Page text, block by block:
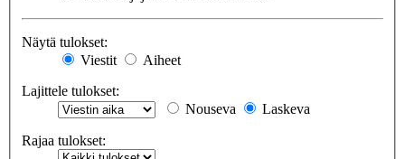
Näytä tulokset:
Viestit
Aiheet
Lajittele tulokset:
Nouseva
Laskeva
Rajaa tulokset: